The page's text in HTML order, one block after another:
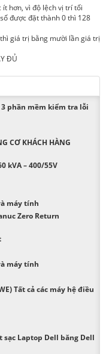
hơn, vì độ lệch vị trí tối
được đặt thành 0 thì 128
giá trị bằng mười lần giá trị
ĐỦ
phần mềm kiểm tra lỗi
CƠ KHÁCH HÀNG
kVA – 400/55V
máy tính
Zero Return
máy tính
Tất cả các máy hệ điều
sạc Laptop Dell băng Dell